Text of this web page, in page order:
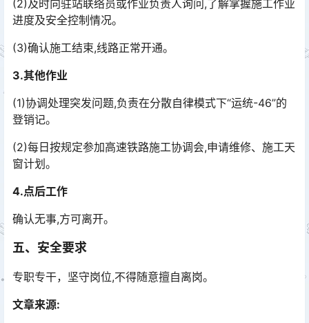
(2)及时向驻站联络员或作业负责人询问,了解掌握施工作业
进度及安全控制情况。
(3)确认施工结束,线路正常开通。
3.其他作业
(1)协调处理突发问题,负责在分散自律模式下“运统-46”的
登销记。
(2)每日按规定参加高速铁路施工协调会,申请维修、施工天
窗计划。
4.点后工作
确认无事,方可离开。
五、安全要求
专职专干，坚守岗位,不得随意擅自离岗。
文章来源: